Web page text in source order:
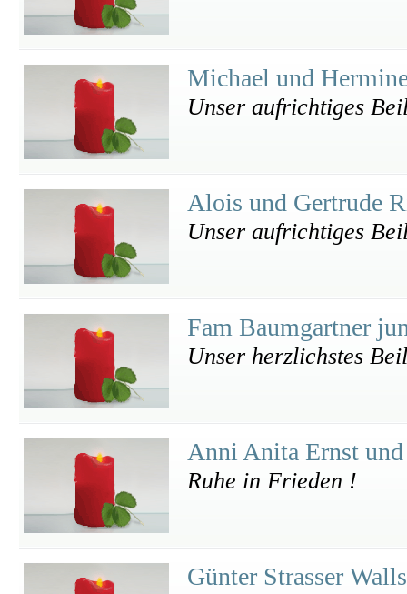
Michael und
Unser aufrichtiges
Alois und Gertrude
Unser aufrichtiges
Fam Baumgartner
Unser herzlichstes
Anni Anita Ernst
Ruhe in Frieden !
Günter Strasser